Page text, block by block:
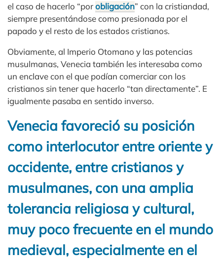
el caso de hacerlo “porobligación” con la cristiandad,
siempre presentándose como presionada por el
papado y el resto de los estados cristianos.
Obviamente, al Imperio Otomano y las potencias
musulmanas, Venecia también les interesaba como
un enclave con el que podían comerciar con los
cristianos sin tener que hacerlo “tan directamente”. E
igualmente pasaba en sentido inverso.
Venecia favoreció su posición
como interlocutor entre oriente y
occidente, entre cristianos y
musulmanes, con una amplia
tolerancia religiosa y cultural,
muy poco frecuente en el mundo
medieval, especialmente en el